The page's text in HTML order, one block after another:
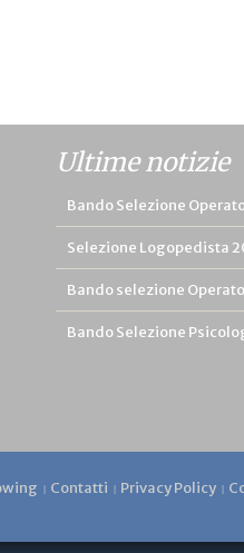
Ultime notizie
Bando Selezione
Selezione Logopedista
Bando selezione
Bando Selezione
Contatti Privacy Policy